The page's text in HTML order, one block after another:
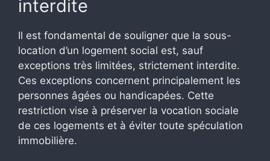
interdite
Il est fondamental de souligner que la sous-
location d’un logement social est, sauf
exceptions très limitées, strictement interdite.
Ces exceptions concernent principalement les
personnes âgées ou handicapées. Cette
restriction vise à préserver la vocation sociale
de ces logements et à éviter toute spéculation
immobilière.